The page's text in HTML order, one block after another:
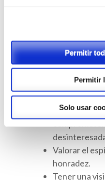
Permitir
Permitir
Solo usar
Valorar el
Interesarse
Valorar el
honradez.
Tener una